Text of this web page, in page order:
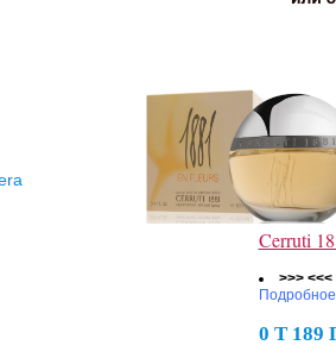
Cerruti
>>> <<<
0 Т 189